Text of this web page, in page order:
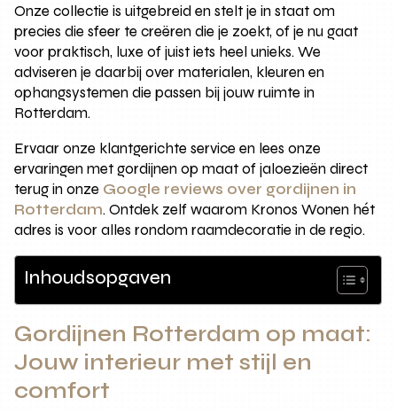
Onze collectie is uitgebreid en stelt je in staat om
precies die sfeer te creëren die je zoekt, of je nu gaat
voor praktisch, luxe of juist iets heel unieks. We
adviseren je daarbij over materialen, kleuren en
ophangsystemen die passen bij jouw ruimte in
Rotterdam.
Ervaar onze klantgerichte service en lees onze
ervaringen met gordijnen op maat of jaloezieën direct
terug in onze Google reviews over gordijnen in
Rotterdam. Ontdek zelf waarom Kronos Wonen hét
adres is voor alles rondom raamdecoratie in de regio.
Inhoudsopgaven
Gordijnen Rotterdam op maat:
Jouw interieur met stijl en
comfort